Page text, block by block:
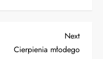
Next
Post
Next
Cierpienia młodego